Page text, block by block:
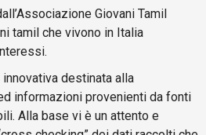
Giovani Tamil
tamil che vivono in Italia
destinata alla
informazioni provenienti da fonti
Alla base vi è un attento e